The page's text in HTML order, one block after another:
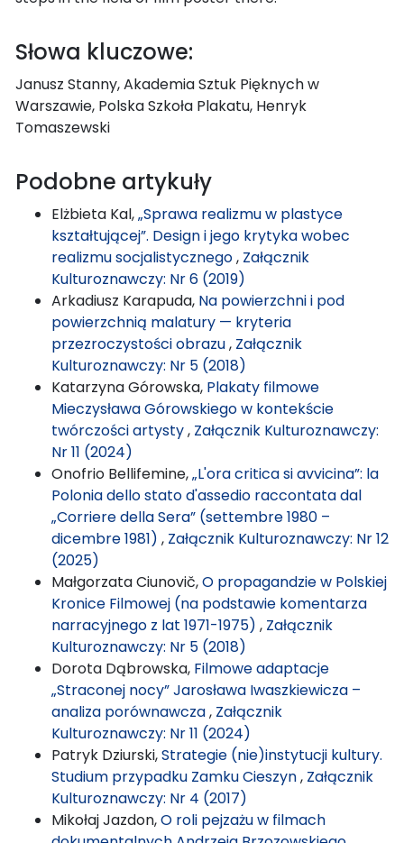
Słowa kluczowe:
Janusz Stanny, Akademia Sztuk Pięknych w
Warszawie, Polska Szkoła Plakatu, Henryk
Tomaszewski
Podobne artykuły
Elżbieta Kal,„Sprawa realizmu w plastyce
kształtującej”. Design i jego krytyka wobec
realizmu socjalistycznego, Załącznik
Kulturoznawczy: Nr 6 (2019)
Arkadiusz Karapuda, Na powierzchni i pod
powierzchnią malatury — kryteria
przezroczystości obrazu, Załącznik
Kulturoznawczy: Nr 5 (2018)
Katarzyna Górowska, Plakaty filmowe
Mieczysława Górowskiego w kontekście
twórczości artysty, Załącznik Kulturoznawczy:
Nr 11 (2024)
Onofrio Bellifemine,„L'ora critica si avvicina”: la
Polonia dello stato d'assedio raccontata dal
„Corriere della Sera” (settembre 1980 –
dicembre 1981) , Załącznik Kulturoznawczy: Nr 12
(2025)
Małgorzata Ciunovič,O propagandzie w Polskiej
Kronice Filmowej (na podstawie komentarza
narracyjnego z lat 1971-1975) , Załącznik
Kulturoznawczy: Nr 5 (2018)
Dorota Dąbrowska, Filmowe adaptacje
„Straconej nocy” Jarosława Iwaszkiewicza –
analiza porównawcza, Załącznik
Kulturoznawczy: Nr 11 (2024)
Patryk Dziurski,Strategie (nie)instytucji kultury.
Studium przypadku Zamku Cieszyn, Załącznik
Kulturoznawczy: Nr 4 (2017)
Mikołaj Jazdon,O roli pejzażu w filmach